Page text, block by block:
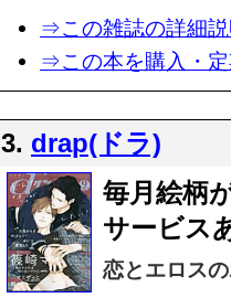
⇒この雑誌の詳細
⇒この本を購入・
3. drap(ドラ)
毎月絵柄
サービス
恋とエロス